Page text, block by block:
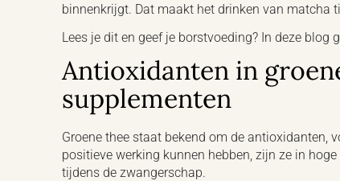
binnenkrijgt. Dat maakt het drinken van matcha
Lees je dit en geef je borstvoeding? In deze blog
Antioxidanten in
supplementen
Groene thee staat bekend om de antioxidanten,
positieve werking kunnen hebben, zijn ze in
tijdens de zwangerschap.